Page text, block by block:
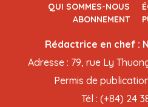
QUI SOMMES-NOUS
ABONNEMENT
Rédactrice en chef :
Adresse : 79, rue Ly
Permis de
Tél : (+84) 24